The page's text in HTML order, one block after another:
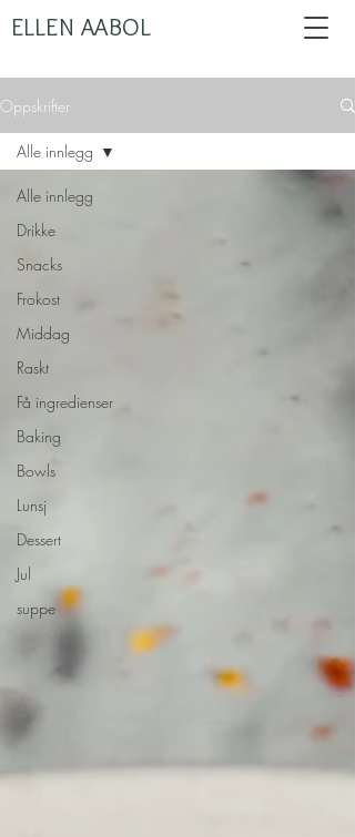
ELLEN AABOL
Oppskrifter
Alle innlegg
Drikke
Snacks
Frokost
Middag
Raskt
Få ingredienser
Baking
Bowls
Lunsj
Dessert
Jul
suppe
Alle innlegg